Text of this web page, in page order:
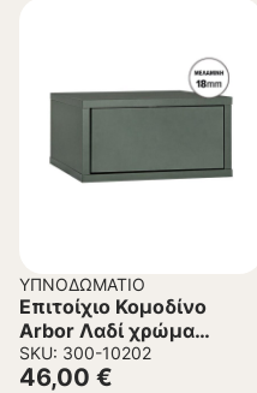
ΥΠΝΟΔΩΜΆΤΙΟ
Επιτοίχιο Κομοδίνο
Arbor Λαδί χρώμα
39x34x18εκ
SKU: 300-10202
46,00 €